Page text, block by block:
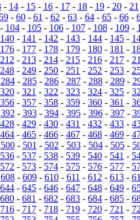
- 14- 15- 16- 17- 18- 19- 20- 21
59- 60- 61 - 62 - 63- 64- 65- 66-
104- 105- 106- 107- 108- 109-
140 - 141 - 142 - 143 - 144 - 145 -
176 - 177 - 178 - 179 - 180 - 181 -
212 - 213- 214- 215- 216- 217-
248 - 249 - 250 - 251 - 252 - 253 -
284- 285- 286- 287- 288- 289-
320 - 321 - 322 - 323 - 324 - 325 -
356 - 357 - 358 - 359 - 360 - 361 -
392 - 393- 394- 395- 396- 397-
428 - 429 - 430 - 431 - 432 - 433 -
464 - 465 - 466 - 467 - 468 - 469 -
500- 501 - 502 - 503- 504- 505-
536 - 537 - 538 - 539 - 540 - 541 -
572 - 573 - 574 - 575 - 576 - 577 -
608- 609- 610- 611 - 612 - 613-
644 - 645 - 646 - 647 - 648 - 649 -
680 - 681 - 682 - 683 - 684 - 685 -
716- 717- 718- 719- 720- 721 -